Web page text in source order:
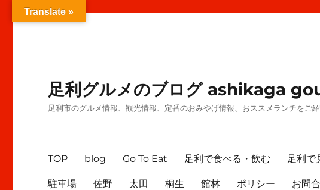
足利グルメのブログ ashikaga
足利市のグルメ情報、観光情報、定番のおみやげ情報、おススメランチをご
TOP blog Go To Eat 足利で食べる・飲む 足利で
駐車場 佐野 太田 桐生 館林 ポリシー お問
Translate »